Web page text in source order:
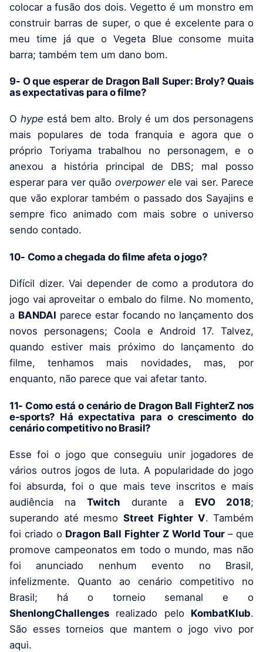
colocar a fusão dos dois. Vegetto é um monstro em
construir barras de super, o que é excelente para o
meu time já que o Vegeta Blue consome muita
barra; também tem um dano bom.
9- O que esperar de Dragon Ball Super: Broly? Quais
as expectativas para o filme?
O hype está bem alto. Broly é um dos personagens
mais populares de toda franquia e agora que o
próprio Toriyama trabalhou no personagem, e o
anexou a história principal de DBS; mal posso
esperar para ver quão overpowerele vai ser. Parece
que vão explorar também o passado dos Sayajins e
sempre fico animado com mais sobre o universo
sendo contado.
10- Como a chegada do filme afeta o jogo?
Difícil dizer. Vai depender de como a produtora do
jogo vai aproveitar o embalo do filme. No momento,
a BANDAI parece estar focando no lançamento dos
novos personagens; Coola e Android 17. Talvez,
quando estiver mais próximo do lançamento do
filme, tenhamos mais novidades, mas, por
enquanto, não parece que vai afetar tanto.
11- Como está o cenário de Dragon Ball FighterZ nos
e-sports? Há expectativa para o crescimento do
cenário competitivo no Brasil?
Esse foi o jogo que conseguiu unir jogadores de
vários outros jogos de luta. A popularidade do jogo
foi absurda, foi o que mais teve inscritos e mais
audiência naTwitch durante a EVO 2018;
superando até mesmo Street Fighter V. Também
foi criado o Dragon Ball Fighter Z World Tour– que
promove campeonatos em todo o mundo, mas não
foi anunciado nenhum evento no Brasil,
infelizmente. Quanto ao cenário competitivo no
Brasil; há o torneio semanal e o
ShenlongChallenges realizado pelo KombatKlub.
São esses torneios que mantem o jogo vivo por
aqui.